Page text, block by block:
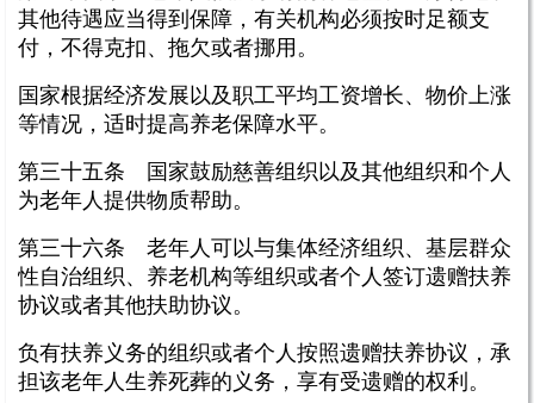
其他待遇应当得到保障，有关机构必须按时足额支
付，不得克扣、拖欠或者挪用。
国家根据经济发展以及职工平均工资增长、物价上涨
等情况，适时提高养老保障水平。
第三十五条 国家鼓励慈善组织以及其他组织和个人
为老年人提供物质帮助。
第三十六条 老年人可以与集体经济组织、基层群众
性自治组织、养老机构等组织或者个人签订遗赠扶养
协议或者其他扶助协议。
负有扶养义务的组织或者个人按照遗赠扶养协议，承
担该老年人生养死葬的义务，享有受遗赠的权利。